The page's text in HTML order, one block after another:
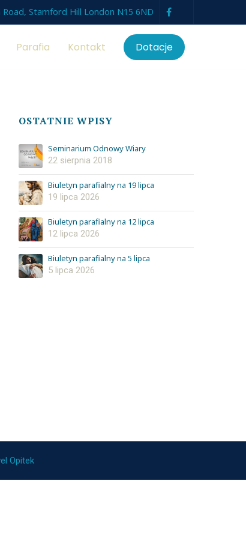
Road, Stamford Hill London N15 6ND
Parafia Kontakt Dotacje
OSTATNIE WPISY
Seminarium Odnowy Wiary
22 sierpnia 2018
Biuletyn parafialny na 19 lipca
19 lipca 2026
Biuletyn parafialny na 12 lipca
12 lipca 2026
Biuletyn parafialny na 5 lipca
5 lipca 2026
Opitek